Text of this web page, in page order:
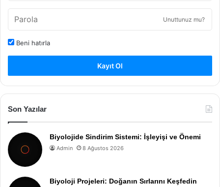
Unuttunuz mu?
Beni hatırla
Kayıt Ol
Son Yazılar
Biyolojide Sindirim Sistemi: İşleyişi ve Önemi
Admin 8 Ağustos 2026
Biyoloji Projeleri: Doğanın Sırlarını Keşfedin